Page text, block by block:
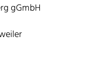
gGmbH